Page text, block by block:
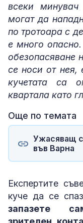
всеки
могат да
по тротоара с
е много
обезопасяване
се носи от нея,
кучетата са
квартала като
Още по темата
Ужасяващ
във Варна
Експертите
куче да се
запазете